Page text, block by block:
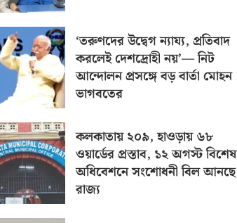
‘তরুণদের উদ্বেগ ন্যায্য, প্রতিবাদ
করলেই দেশদ্রোহী নয়’— নিট
আন্দোলন প্রসঙ্গে বড় বার্তা মোহন
ভাগবতের
কলকাতায় ২০৯, হাওড়ায় ৬৮
ওয়ার্ডের প্রস্তাব, ১২ অগস্ট বিশেষ
অধিবেশনে সংশোধনী বিল আনছে
রাজ্য